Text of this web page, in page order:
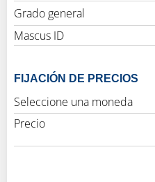
Grado general
Mascus ID
FIJACIÓN DE PRECIOS
Seleccione una moneda
Precio